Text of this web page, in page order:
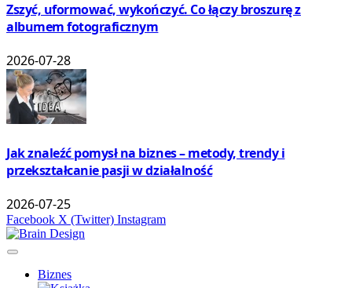
Zszyć, uformować, wykończyć. Co łączy broszurę z
albumem fotograficznym
2026-07-28
Jak znaleźć pomysł na biznes – metody, trendy i
przekształcanie pasji w działalność
2026-07-25
Facebook X (Twitter) Instagram
Biznes